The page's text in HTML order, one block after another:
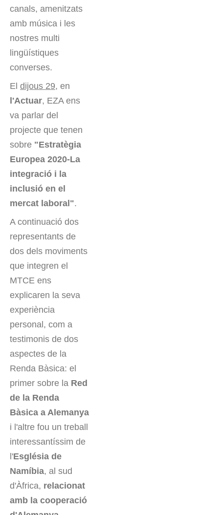
canals, amenitzats
amb música i les
nostres multi
lingüístiques
converses.
El dijous 29, en
l'Actuar, EZA ens
va parlar del
projecte que tenen
sobre "Estratègia
Europea 2020-La
integració i la
inclusió en el
mercat laboral".
A continuació dos
representants de
dos dels moviments
que integren el
MTCE ens
explicaren la seva
experiència
personal, com a
testimonis de dos
aspectes de la
Renda Bàsica: el
primer sobre la Red
de la Renda
Bàsica a Alemanya
i l'altre fou un treball
interessantíssim de
l'Església de
Namíbia, al sud
d'Àfrica, relacionat
amb la cooperació